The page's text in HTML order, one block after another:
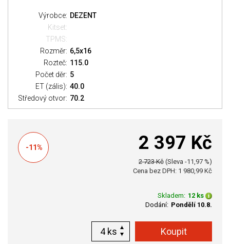
Výrobce: DEZENT
Kitset:
TPMS:
Rozměr: 6,5x16
Rozteč: 115.0
Počet děr: 5
ET (zális): 40.0
Středový otvor: 70.2
-11% 2 397 Kč
2 723 Kč (Sleva -11,97 %)
Cena bez DPH: 1 980,99 Kč
Skladem: 12 ks
Dodání: Pondělí 10.8.
ks